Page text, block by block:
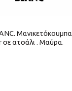
Μανικετόκουμπα
σε ατσάλι . Μαύρα.